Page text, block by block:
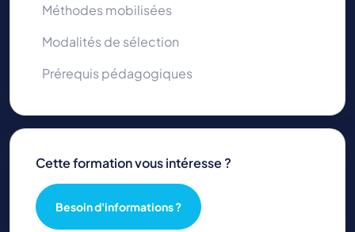
Méthodes mobilisées
Modalités de sélection
Prérequis pédagogiques
Cette formation vous intéresse ?
Besoin d'informations ?